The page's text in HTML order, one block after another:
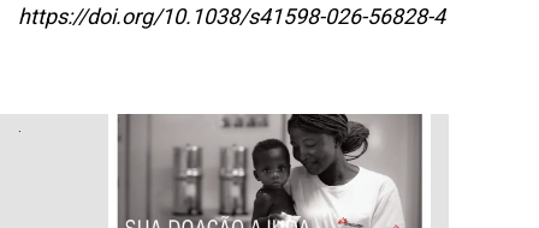
https://doi.org/10.1038/s41598-026-56828-4